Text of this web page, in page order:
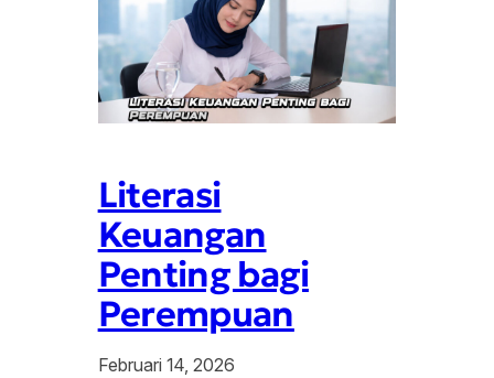
Literasi
Keuangan
Penting bagi
Perempuan
Februari 14, 2026